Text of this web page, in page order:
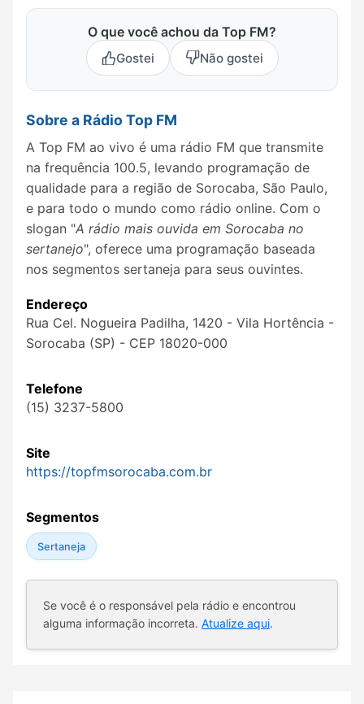
O que você achou da Top FM?
Gostei Não gostei
Sobre a Rádio Top FM
A Top FM ao vivo é uma rádio FM que transmite
na frequência 100.5, levando programação de
qualidade para a região de Sorocaba, São Paulo,
e para todo o mundo como rádio online. Com o
slogan "A rádio mais ouvida em Sorocaba no
sertanejo", oferece uma programação baseada
nos segmentos sertaneja para seus ouvintes.
Endereço
Rua Cel. Nogueira Padilha, 1420 - Vila Hortência -
Sorocaba (SP) - CEP 18020-000
Telefone
(15) 3237-5800
Site
https://topfmsorocaba.com.br
Segmentos
Sertaneja
Se você é o responsável pela rádio e encontrou
alguma informação incorreta. Atualize aqui.